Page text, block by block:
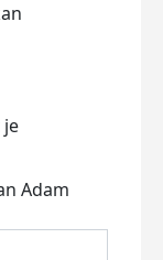
je
Adam